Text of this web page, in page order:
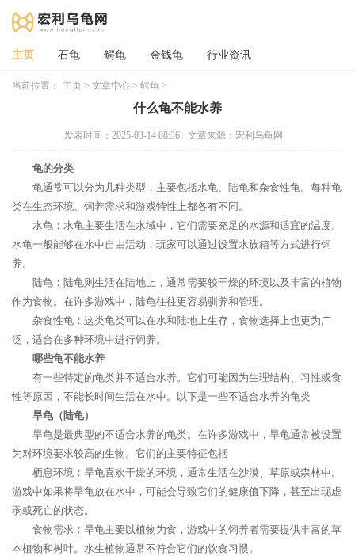
主页 石龟 鳄龟 金钱龟 行业资讯
当前位置： 主页 > 文章中心 > 鳄龟 >
什么龟不能水养
发表时间：2025-03-14 08:36 文章来源：宏利乌龟网
龟的分类
龟通常可以分为几种类型，主要包括水龟、陆龟和杂食性龟。每种龟
类在生态环境、饲养需求和游戏特性上都各有不同。
水龟：水龟主要生活在水域中，它们需要充足的水源和适宜的温度。
水龟一般能够在水中自由活动，玩家可以通过设置水族箱等方式进行饲
养。
陆龟：陆龟则生活在陆地上，通常需要较干燥的环境以及丰富的植物
作为食物。在许多游戏中，陆龟往往更容易驯养和管理。
杂食性龟：这类龟类可以在水和陆地上生存，食物选择上也更为广
泛，适合在多种环境中进行饲养。
哪些龟不能水养
有一些特定的龟类并不适合水养。它们可能因为生理结构、习性或食
性等原因，不能长时间生活在水中。以下是一些不适合水养的龟类
旱龟（陆龟）
旱龟是最典型的不适合水养的龟类。在许多游戏中，旱龟通常被设置
为对环境要求较高的生物。它们的主要特征包括
栖息环境：旱龟喜欢干燥的环境，通常生活在沙漠、草原或森林中。
游戏中如果将旱龟放在水中，可能会导致它们的健康值下降，甚至出现虚
弱或死亡的状态。
食物需求：旱龟主要以植物为食，游戏中的饲养者需要提供丰富的草
本植物和树叶。水生植物通常不符合它们的饮食习惯。